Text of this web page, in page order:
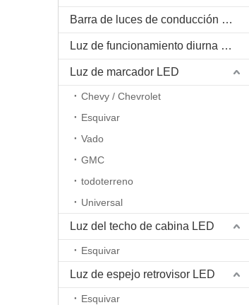
Barra de luces de conducción LED
Luz de funcionamiento diurna LED / DRL
Luz de marcador LED
Chevy / Chevrolet
Esquivar
Vado
GMC
todoterreno
Universal
Luz del techo de cabina LED
Esquivar
Luz de espejo retrovisor LED
Esquivar